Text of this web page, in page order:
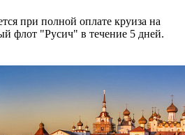
при полной оплате круиза на
флот "Русич" в течение 5 дней.